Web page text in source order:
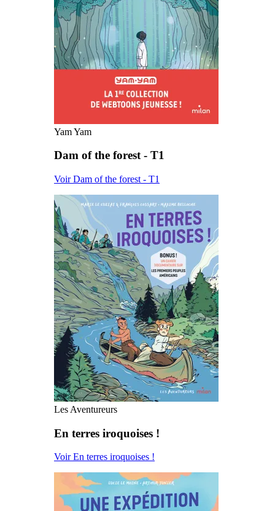
Yam Yam
Dam of the forest - T1
Voir Dam of the forest - T1
Les Aventureurs
En terres iroquoises !
Voir En terres iroquoises !